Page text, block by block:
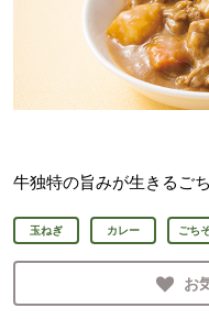
牛独特の旨みが生きるご
玉ねぎ カレー ごち
お